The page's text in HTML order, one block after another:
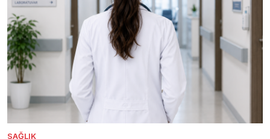
SAĞLIK